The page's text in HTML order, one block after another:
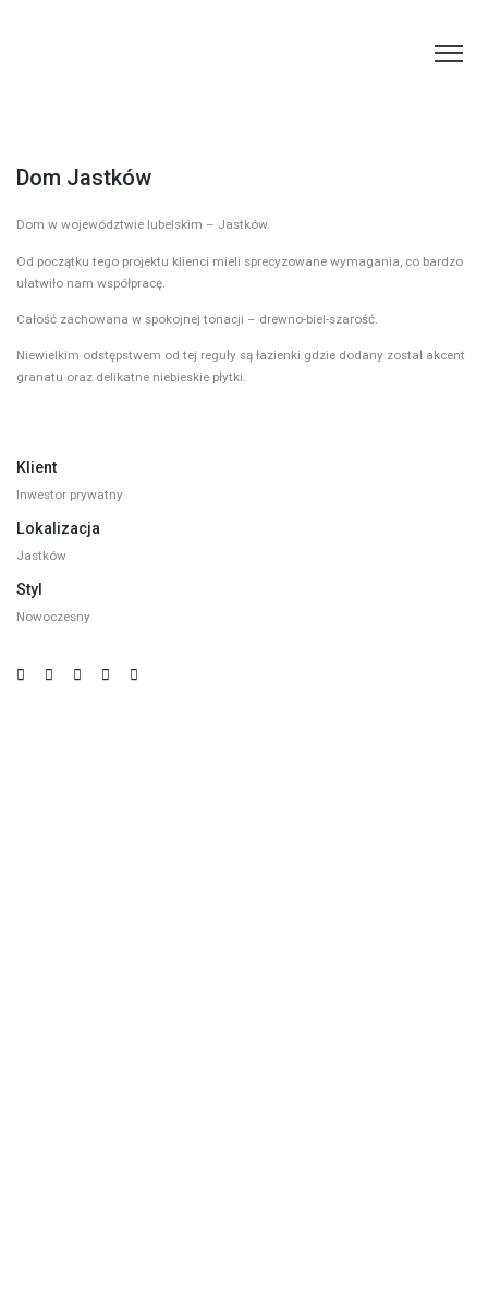
Dom Jastków
Dom w województwie lubelskim – Jastków.
Od początku tego projektu klienci mieli sprecyzowane wymagania, co bardzo
ułatwiło nam współpracę.
Całość zachowana w spokojnej tonacji – drewno-biel-szarość.
Niewielkim odstępstwem od tej reguły są łazienki gdzie dodany został akcent
granatu oraz delikatne niebieskie płytki.
Klient
Inwestor prywatny
Lokalizacja
Jastków
Styl
Nowoczesny